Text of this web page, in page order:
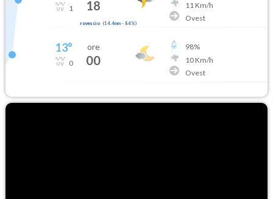
1 18
rovescio (14.4mm- 84%)
11 Km/h
Ovest
13°
0
ore
00
98%
10Km/h
Ovest